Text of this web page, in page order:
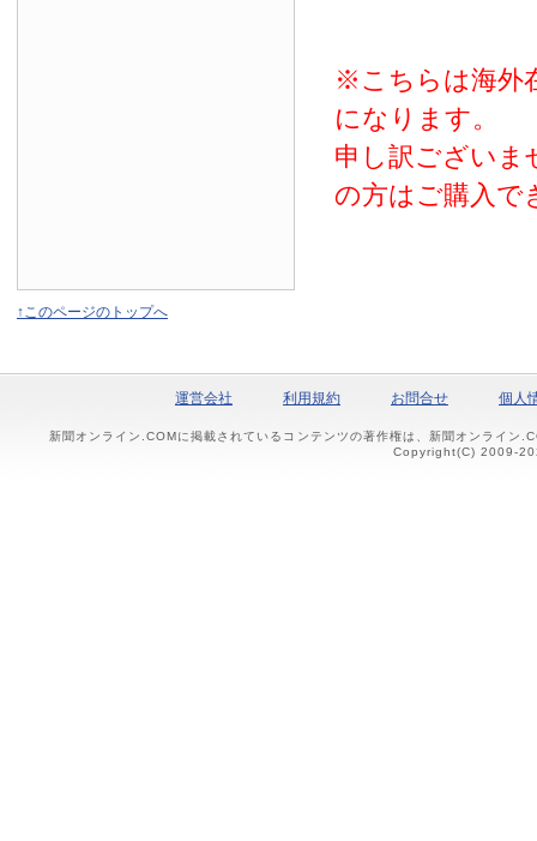
※こちらは海外
になります。
申し訳ございま
の方はご購入で
↑このページのトップへ
運営会社 利用規約 お問合せ 個人
新聞オンライン.COMに掲載されているコンテンツの著作権は、新聞オンライン
Copyright(C) 2009-